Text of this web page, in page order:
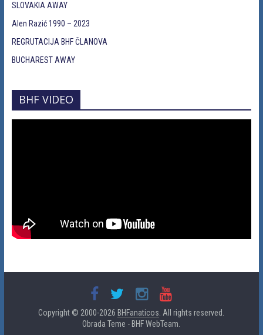
SLOVAKIA AWAY
Alen Razić 1990 – 2023
REGRUTACIJA BHF ČLANOVA
BUCHAREST AWAY
BHF VIDEO
Copyright © 2000-2026BHFanaticos . All rights reserved.
Obrada Teme - BHF WebTeam.